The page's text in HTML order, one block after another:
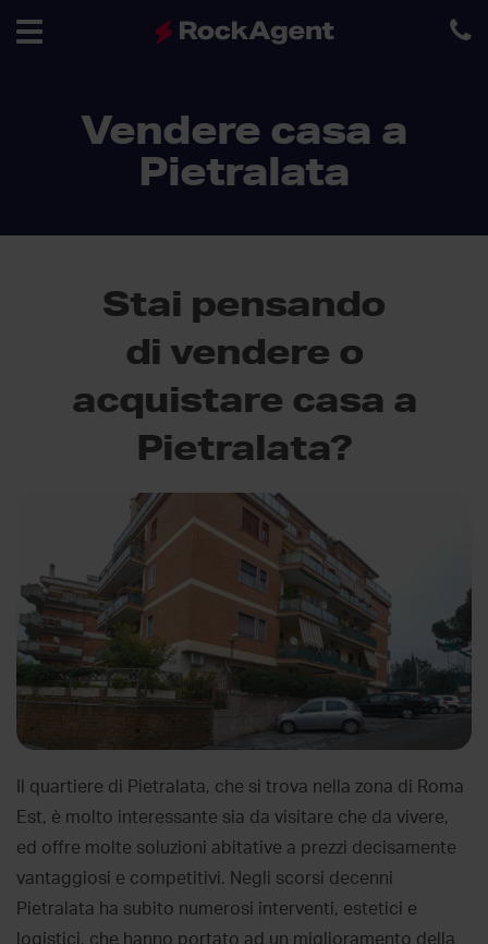
navigationVendere casa a
Pietralata
Stai pensando
di vendere o
acquistare casa a
Pietralata?
Il quartiere di Pietralata, che si trova nella zona di Roma
Est, è molto interessante sia da visitare che da vivere,
ed offre molte soluzioni abitative a prezzi decisamente
vantaggiosi e competitivi. Negli scorsi decenni
Pietralata ha subito numerosi interventi, estetici e
logistici, che hanno portato ad un miglioramento della